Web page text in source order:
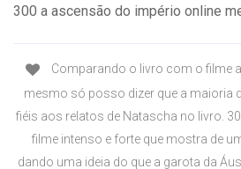
300 a ascensão do império online
Comparando o livro com o filme
mesmo só posso dizer que a maioria
fiéis aos relatos de Natascha no livro.
filme intenso e forte que mostra de
dando uma ideia do que a garota da